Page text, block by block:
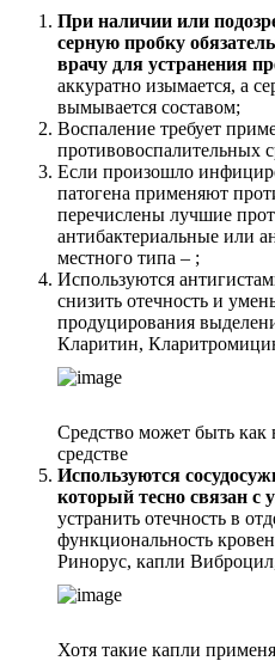
При наличии или
серную пробку
врачу для устранения
аккуратно изымается, а
вымывается составом;
Воспаление требует
противовоспалительных
Если произошло
патогена применяют
перечислены лучшие
антибактериальные или
местного типа – ;
Используются
снизить отечность и
продуцирования
Кларитин,
Средство может быть как
средстве
Используются
который тесно связан с
устранить отечность в
функциональность
Ринорус, капли
Хотя такие капли